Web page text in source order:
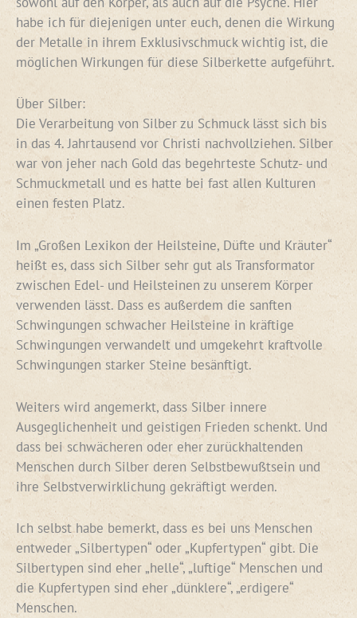
habe ich für diejenigen unter euch, denen die Wirkung
der Metalle in ihrem Exklusivschmuck wichtig ist, die
möglichen Wirkungen für diese Silberkette aufgeführt.
Über Silber:
Die Verarbeitung von Silber zu Schmuck lässt sich bis
in das 4. Jahrtausend vor Christi nachvollziehen. Silber
war von jeher nach Gold das begehrteste Schutz- und
Schmuckmetall und es hatte bei fast allen Kulturen
einen festen Platz.
Im „Großen Lexikon der Heilsteine, Düfte und Kräuter“
heißt es, dass sich Silber sehr gut als Transformator
zwischen Edel- und Heilsteinen zu unserem Körper
verwenden lässt. Dass es außerdem die sanften
Schwingungen schwacher Heilsteine in kräftige
Schwingungen verwandelt und umgekehrt kraftvolle
Schwingungen starker Steine besänftigt.
Weiters wird angemerkt, dass Silber innere
Ausgeglichenheit und geistigen Frieden schenkt. Und
dass bei schwächeren oder eher zurückhaltenden
Menschen durch Silber deren Selbstbewußtsein und
ihre Selbstverwirklichung gekräftigt werden.
Ich selbst habe bemerkt, dass es bei uns Menschen
entweder „Silbertypen“ oder „Kupfertypen“ gibt. Die
Silbertypen sind eher „helle“, „luftige“ Menschen und
die Kupfertypen sind eher „dünklere“, „erdigere“
Menschen.